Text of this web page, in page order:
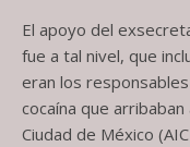
El apoyo del
fue a tal nivel, que
eran los
cocaína que
Ciudad de México